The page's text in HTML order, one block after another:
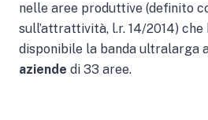
nelle aree produttive (definito
sull’attrattività, l.r. 14/2014)
disponibile la banda ultralarga
aziende di 33 aree.